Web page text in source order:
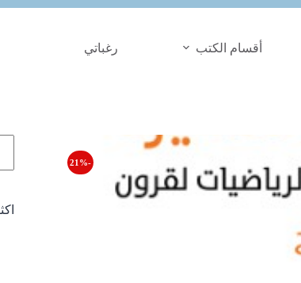
أقسام الكتب رغباتي
-21%